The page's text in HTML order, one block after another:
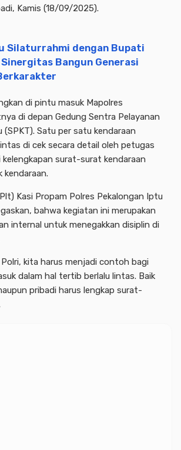
Kamis (18/09/2025).
Silaturrahmi dengan Bupati
Bangun Generasi
di pintu masuk Mapolres
di depan Gedung Sentra Pelayanan
(SPKT). Satu per satu kendaraan
di cek secara detail oleh petugas
kelengkapan surat-surat kendaraan
kendaraan.
Kasi Propam Polres Pekalongan Iptu
bahwa kegiatan ini merupakan
internal untuk menegakkan disiplin di
kita harus menjadi contoh bagi
dalam hal tertib berlalu lintas. Baik
pribadi harus lengkap surat-